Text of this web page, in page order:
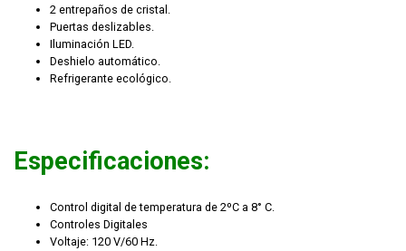
2 entrepaños de cristal.
Puertas deslizables.
Iluminación LED.
Deshielo automático.
Refrigerante ecológico.
Especificaciones:
Control digital de temperatura de 2ºC a 8° C.
Controles Digitales
Voltaje: 120 V/60 Hz.